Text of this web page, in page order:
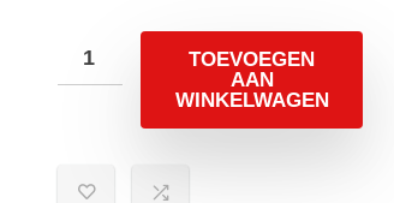
TOEVOEGEN
AAN
WINKELWAGEN